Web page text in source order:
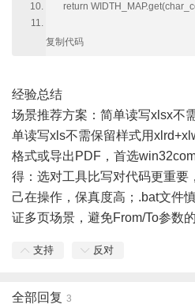
return
复制代码
经验总结
场景推荐方案：简单读写xlsx不
单读写xls不需保留样式用
格式或导出PDF，首选
得：选对工具比写对代码更重要
己在操作，保真度高；.bat文件
证多页场景，避免From/To参数的
支持 反对
全部回复 3